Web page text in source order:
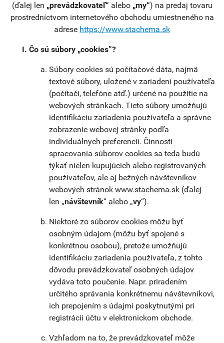
(ďalej len „prevádzkovateľ“ alebo „my“) na predaj tovaru
prostredníctvom internetového obchodu umiestneného na
adrese https://www.stachema.sk
Čo sú súbory „cookies”?
Súbory cookies sú počítačové dáta, najmä
textové súbory, uložené v zariadení používateľa
(počítači, telefóne atď.) určené na použitie na
webových stránkach. Tieto súbory umožňujú
identifikáciu zariadenia používateľa a správne
zobrazenie webovej stránky podľa
individuálnych preferencií. Činnosti
spracovania súborov cookies sa teda budú
týkať nielen kupujúcich alebo registrovaných
používateľov, ale aj bežných návštevníkov
webových stránok www.stachema.sk (ďalej
len „návštevník“ alebo „vy“).
Niektoré zo súborov cookies môžu byť
osobným údajom (môžu byť spojené s
konkrétnou osobou), pretože umožňujú
identifikáciu zariadenia používateľa, z tohto
dôvodu prevádzkovateľ osobných údajov
vydáva toto poučenie. Napr. priradením
určitého správania konkrétnemu návštevníkovi,
ich prepojením s údajmi poskytnutými pri
registrácii účtu v elektronickom obchode.
Vzhľadom na to, že prevádzkovateľ môže